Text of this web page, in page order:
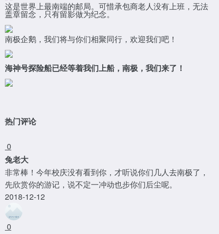
这是世界上最南端的邮局。可惜承包商老人没有上班，无法
盖章留念，只有留影做为纪念。
南极企鹅，我们将与你们相聚同行，欢迎我们吧！
海神号探险船已经等着我们上船，南极，我们来了！
热门评论
0
兔老大
非常棒！今年校庆没有看到你，才听说你们几人去南极了，
先欣赏你的游记，说不定一冲动也步你们后尘呢。
2018-12-12
0